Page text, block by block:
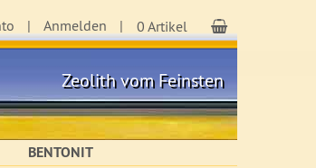
Anmelden 0 Artikel Warenkorb
Zeolith vom Feinsten
BENTONIT